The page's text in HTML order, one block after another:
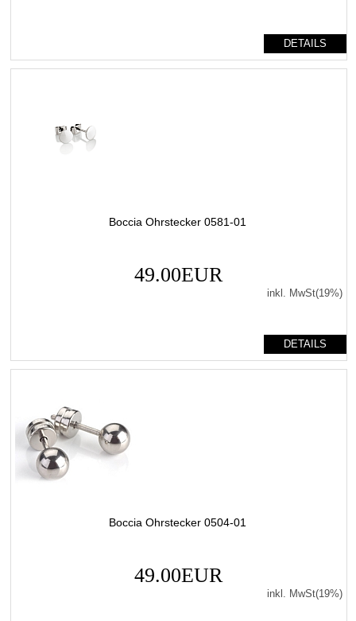
DETAILS
Boccia Ohrstecker 0581-01
49.00EUR
inkl. MwSt(19%)
DETAILS
Boccia Ohrstecker 0504-01
49.00EUR
inkl. MwSt(19%)